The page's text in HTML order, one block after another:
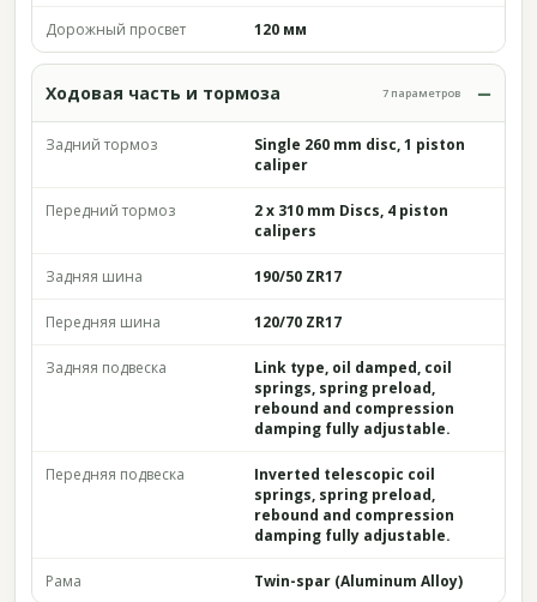
Дорожный просвет 120 мм
Ходовая часть и тормоза 7 параметров
Задний тормоз
Single 260 mm disc, 1 piston
caliper
Передний тормоз
2 x 310 mm Discs, 4 piston
calipers
Задняя шина 190/50 ZR17
Передняя шина 120/70 ZR17
Задняя подвеска
Link type, oil damped, coil
springs, spring preload,
rebound and compression
damping fully adjustable.
Передняя подвеска
Inverted telescopic coil
springs, spring preload,
rebound and compression
damping fully adjustable.
Рама Twin-spar (Aluminum Alloy)